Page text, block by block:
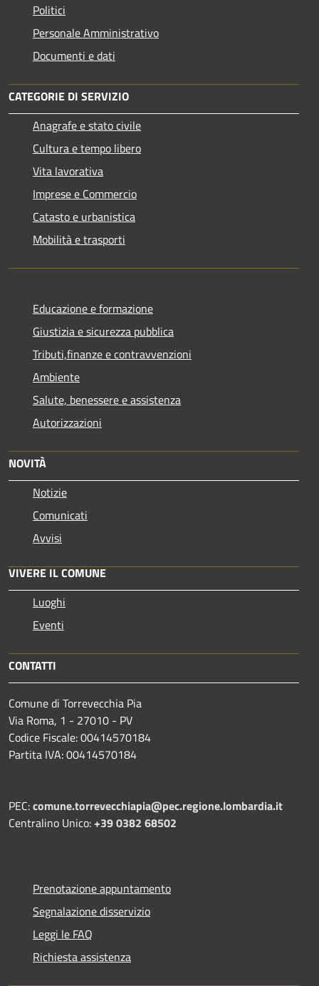
Politici
Personale Amministrativo
Documenti e dati
CATEGORIE DI SERVIZIO
Anagrafe e stato civile
Cultura e tempo libero
Vita lavorativa
Imprese e Commercio
Catasto e urbanistica
Mobilità e trasporti
Educazione e formazione
Giustizia e sicurezza pubblica
Tributi,finanze e contravvenzioni
Ambiente
Salute, benessere e assistenza
Autorizzazioni
NOVITÀ
Notizie
Comunicati
Avvisi
VIVERE IL COMUNE
Luoghi
Eventi
CONTATTI
Comune di Torrevecchia Pia
Via Roma, 1 - 27010 - PV
Codice Fiscale: 00414570184
Partita IVA: 00414570184
PEC:comune.torrevecchiapia@pec.regione.lombardia.it
Centralino Unico:+39 0382 68502
Prenotazione appuntamento
Segnalazione disservizio
Leggi le FAQ
Richiesta assistenza